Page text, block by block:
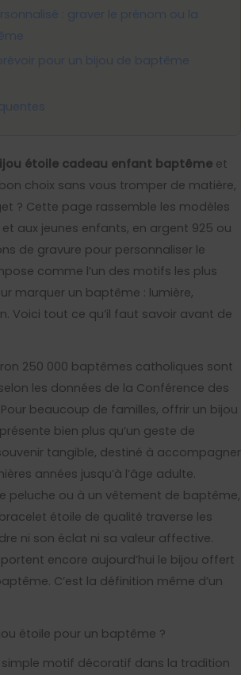
: graver le prénom ou la
pour un bijou de baptême
étoile cadeau enfant baptême et
choix sans vous tromper de matière,
? Cette page rassemble les modèles
aux jeunes enfants, en argent 925 ou
de gravure pour personnaliser le
comme l’un des motifs les plus
marquer un baptême : lumière,
Voici tout ce qu’il faut savoir avant de
250 000 baptêmes catholiques sont
les données de la Conférence des
beaucoup de familles, offrir un bijou
bien plus qu’un geste de
tangible, destiné à accompagner
années jusqu’à l’âge adulte.
peluche ou à un vêtement de baptême,
étoile de qualité traverse les
ni son éclat ni sa valeur affective.
encore aujourd’hui le bijou offert
C’est la définition même d’un
étoile pour un baptême ?
simple motif décoratif dans la tradition